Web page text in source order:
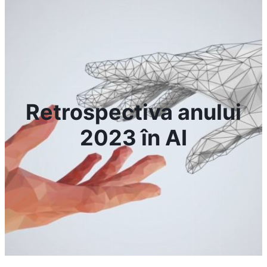
Retrospectiva anului
2023 în AI